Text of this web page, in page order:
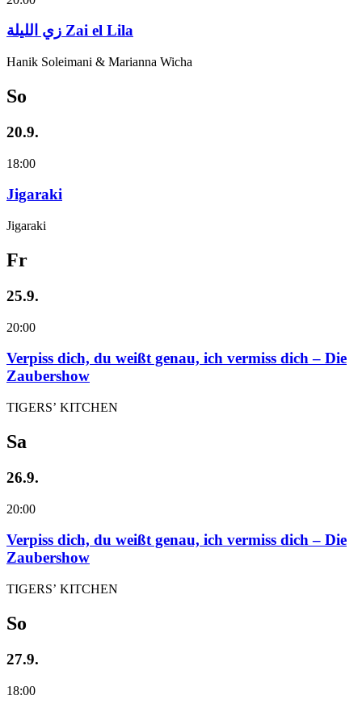
زي‌ اللیلة Zai el Lila
Hanik Soleimani & Marianna Wicha
So
20.9.
18:00
Jigaraki
Jigaraki
Fr
25.9.
20:00
Verpiss dich, du weißt genau, ich vermiss dich – Die
Zaubershow
TIGERS’ KITCHEN
Sa
26.9.
20:00
Verpiss dich, du weißt genau, ich vermiss dich – Die
Zaubershow
TIGERS’ KITCHEN
So
27.9.
18:00